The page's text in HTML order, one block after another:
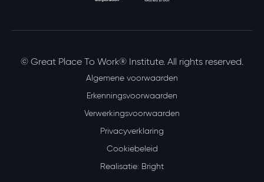
© Great Place To Work® Institute. All rights reserved.
Algemene voorwaarden
Erkenningsvoorwaarden
Verwerkingsvoorwaarden
Privacyverklaring
Cookiebeleid
Realisatie: Bright